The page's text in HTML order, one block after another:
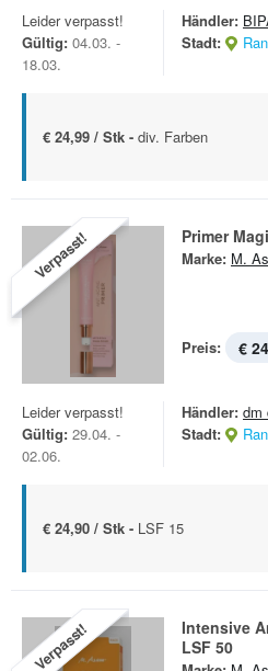
Leider verpasst!
Gültig: 04.03. -
18.03.
Händler:
Stadt:
€ 24,99 / Stk - div. Farben
Verpasst! Primer
Marke: M.
Preis: €
Leider verpasst!
Gültig: 29.04. -
02.06.
Händler: dm
Stadt:
€ 24,90 / Stk - LSF 15
Verpasst!
Intensive
LSF 50